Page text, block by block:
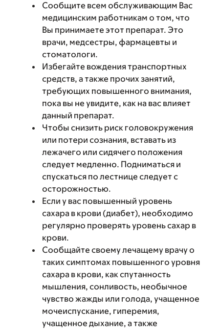
Сообщите всем обслуживающим Вас
медицинским работникам о том, что
Вы принимаете этот препарат. Это
врачи, медсестры, фармацевты и
стоматологи.
Избегайте вождения транспортных
средств, а также прочих занятий,
требующих повышенного внимания,
пока вы не увидите, как на вас влияет
данный препарат.
Чтобы снизить риск головокружения
или потери сознания, вставать из
лежачего или сидячего положения
следует медленно. Подниматься и
спускаться по лестнице следует с
осторожностью.
Если у вас повышенный уровень
сахара в крови (диабет), необходимо
регулярно проверять уровень сахар в
крови.
Сообщайте своему лечащему врачу о
таких симптомах повышенного уровня
сахара в крови, как спутанность
мышления, сонливость, необычное
чувство жажды или голода, учащенное
мочеиспускание, гиперемия,
учащенное дыхание, а также